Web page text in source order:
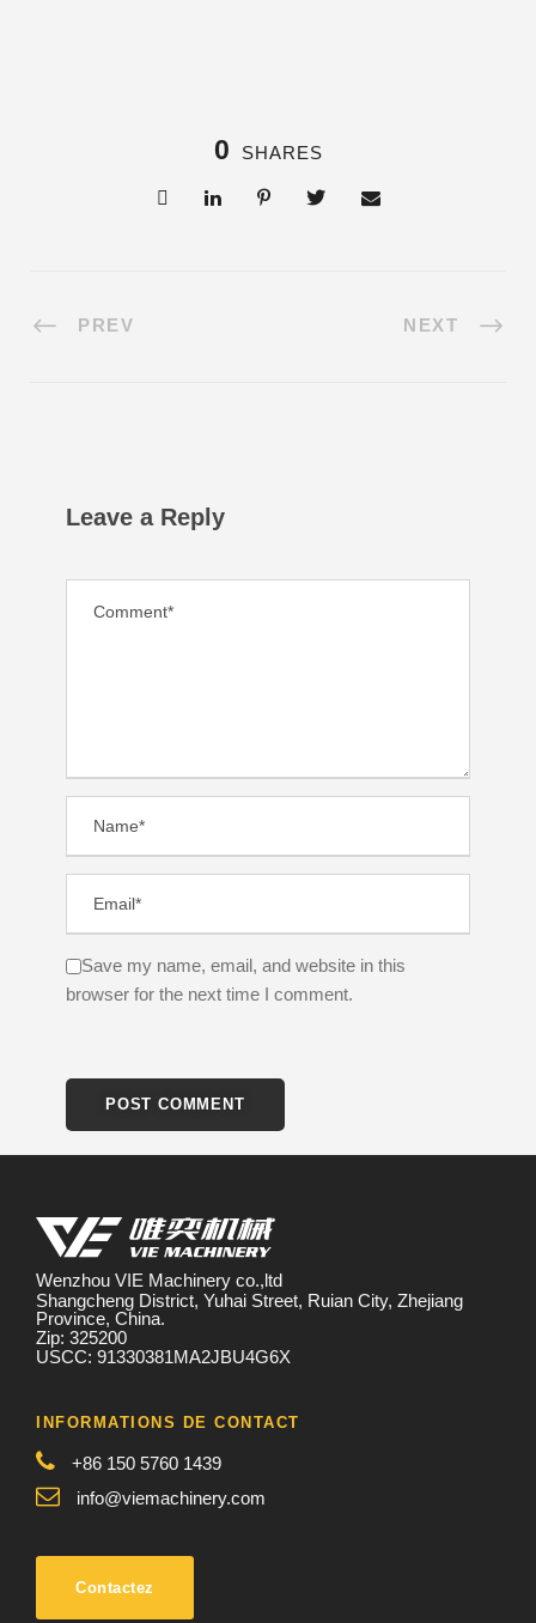
0 SHARES
PREV NEXT
Leave a Reply
Save my name, email, and website in this
browser for the next time I comment.
Wenzhou VIE Machinery co.,ltd
Shangcheng District, Yuhai Street, Ruian City, Zhejiang
Province, China.
Zip: 325200
USCC: 91330381MA2JBU4G6X
INFORMATIONS DE CONTACT
+86 150 5760 1439
info@viemachinery.com
Contactez